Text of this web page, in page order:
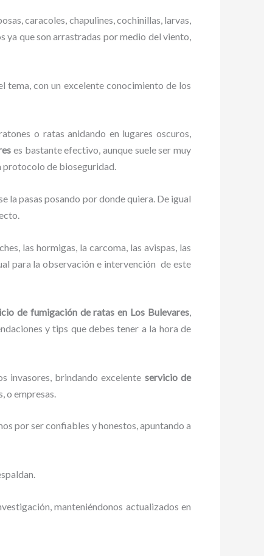
caracoles, chapulines, cochinillas, larvas,
ya que son arrastradas por medio del viento,
tema, con un excelente conocimiento de los
o ratas anidando en lugares oscuros,
es bastante efectivo, aunque suele ser muy
protocolo de bioseguridad.
la pasas posando por donde quiera. De igual
las hormigas, la carcoma, las avispas, las
para la observación e intervención de este
de fumigación de ratasen Los Bulevares,
y tips que debes tener a la hora de
invasores, brindando excelente servicio de
o empresas.
por ser confiables y honestos, apuntando a
manteniéndonos actualizados en